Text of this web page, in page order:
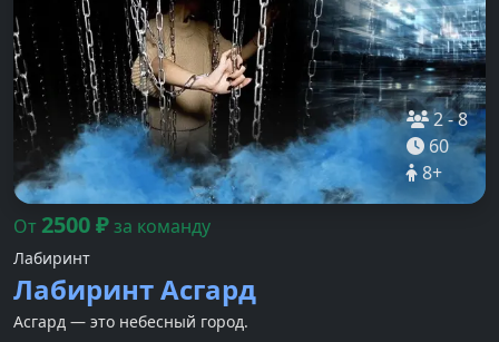
2-8
60
8+
От 2500₽за команду
Лабиринт
Лабиринт Асгард
Асгард — это небесный город.